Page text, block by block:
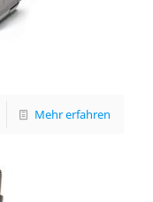
Mehr erfahren